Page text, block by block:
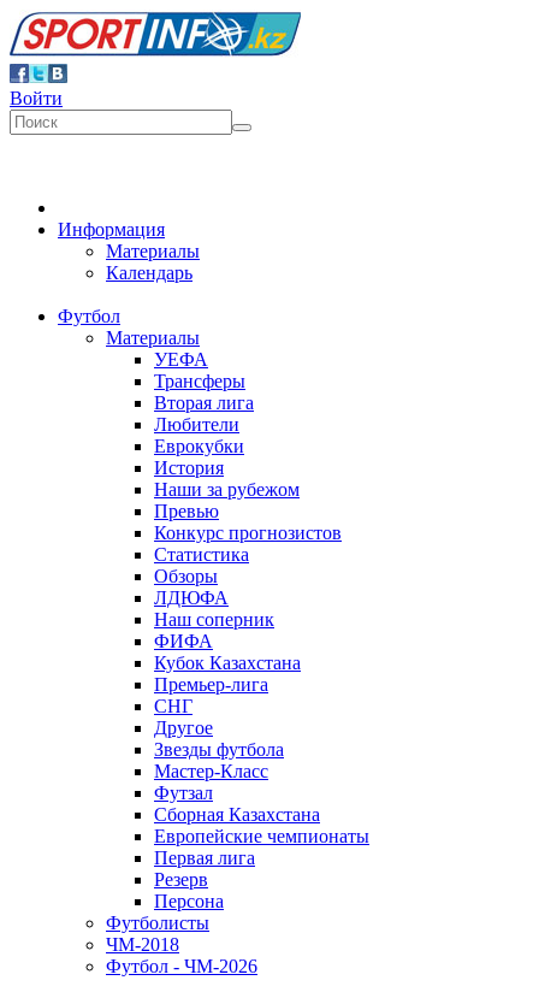
Войти
Информация
Материалы
Календарь
Футбол
Материалы
УЕФА
Трансферы
Вторая лига
Любители
Еврокубки
История
Наши за рубежом
Превью
Конкурс прогнозистов
Статистика
Обзоры
ЛДЮФА
Наш соперник
ФИФА
Кубок Казахстана
Премьер-лига
СНГ
Другое
Звезды футбола
Мастер-Класс
Футзал
Сборная Казахстана
Европейские чемпионаты
Первая лига
Резерв
Персона
Футболисты
ЧМ-2018
Футбол - ЧМ-2026